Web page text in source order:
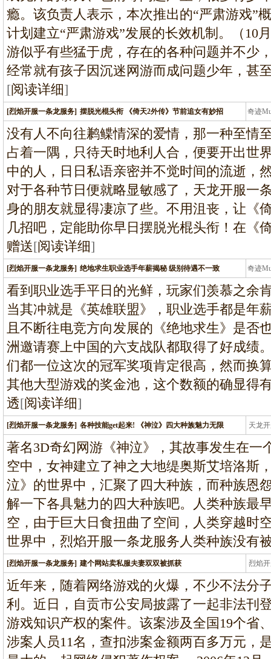
瘾。该负责人表示，本次推出的“严肃游戏”
计划建立“严肃游戏”发展的长效机制。（10
游似乎有些猛于虎，存在的各种问题并不少
经常就有孩子因沉迷网游而成问题少年，甚
[阅读详细]
[烈焰开服一条龙服务] 摆脱光棍头衔 《倚天2外传》节前追女有妙招 奇迹
条
没有人不向往鹣鲽情深的爱情，那一种至情
占着一隅，只待天时地利人合，便要开出世
中的人，日日私语亲密并不觉时间的流逝，
对于各种节日便就略显敏感了，天龙开服一
身的朋友就显得凄凉了些。不用沮丧，让《
几招吧，定能助你早日摆脱光棍头衔！在《
赠送[阅读详细]
[烈焰开服一条龙服务] 绝地求生职业选手年薪揭秘 级别待遇不一致 奇迹
条
看到职业选手平日的光鲜，玩家们羡慕之余
当其冲就是《英雄联盟》，职业选手都是年
且不断往电竞方向发展的《绝地求生》是否
洲邀请赛上中国的六支战队都取得了好成绩
们都一位这次的冠军奖项肯定很高，然而换
其他大型游戏的奖金池，这个数额的确显得
透[阅读详细]
[烈焰开服一条龙服务] 各种技能get起来! 《神泣》四大种族魅力无限 天龙
龙
著名3D奇幻网游《神泣》，其故事发生在一
空中，女神建立了神之大地缇奥斯艾培洛斯
泣》的世界中，汇聚了四大种族，而种族恩
解一下各具魅力的四大种族吧。人类种族最
空，由于巨大日食扭曲了空间，人类穿越时
世界中，烈焰开服一条龙服务人类种族没有
[烈焰开服一条龙服务] 建个网站卖私服夫妻双双被抓获 烈焰
龙
近年来，随着网络游戏的火爆，不少不法分
利。近日，自贡市公安局披露了一起非法刊
游戏知识产权的案件。该案涉及全国19个省
涉案人员11名，查扣涉案金额两百多万元，